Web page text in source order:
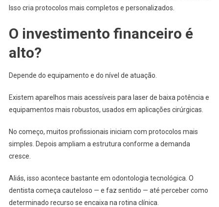
Isso cria protocolos mais completos e personalizados.
O investimento financeiro é
alto?
Depende do equipamento e do nível de atuação.
Existem aparelhos mais acessíveis para laser de baixa potência e
equipamentos mais robustos, usados em aplicações cirúrgicas.
No começo, muitos profissionais iniciam com protocolos mais
simples. Depois ampliam a estrutura conforme a demanda
cresce.
Aliás, isso acontece bastante em odontologia tecnológica. O
dentista começa cauteloso — e faz sentido — até perceber como
determinado recurso se encaixa na rotina clínica.